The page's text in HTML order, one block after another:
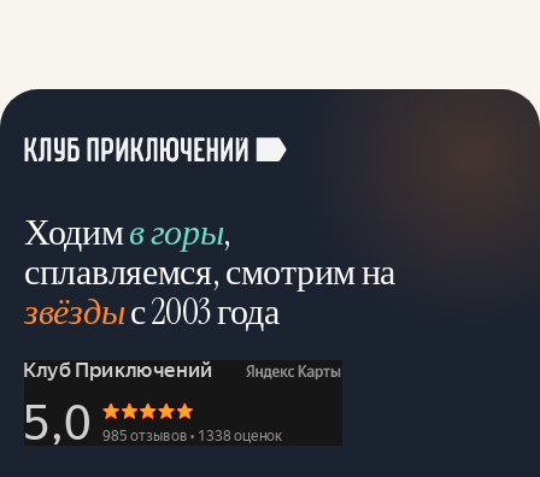
Ходимв горы,
сплавляемся, смотрим на
звёздыс 2003 года